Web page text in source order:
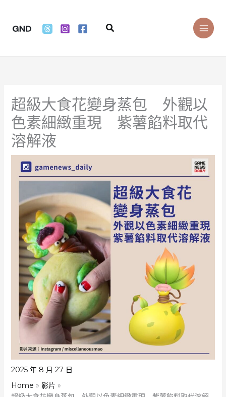
content
Search
超級大食花變身蒸包 外觀以
色素細緻重現 紫薯餡料取代
溶解液
2025 年 8 月 27 日
Home
影片